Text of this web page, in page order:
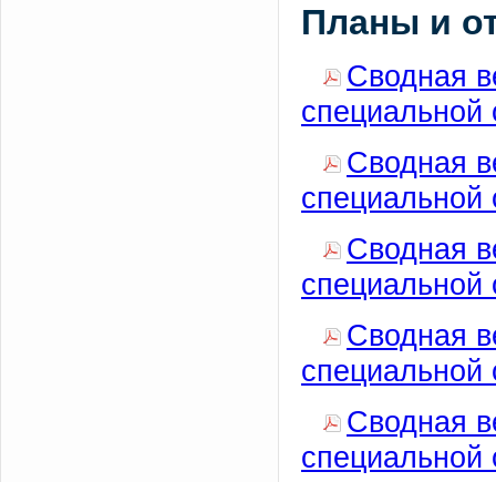
Планы и
Сводная
специальной
Сводная
специальной
Сводная
специальной
Сводная
специальной
Сводная
специальной